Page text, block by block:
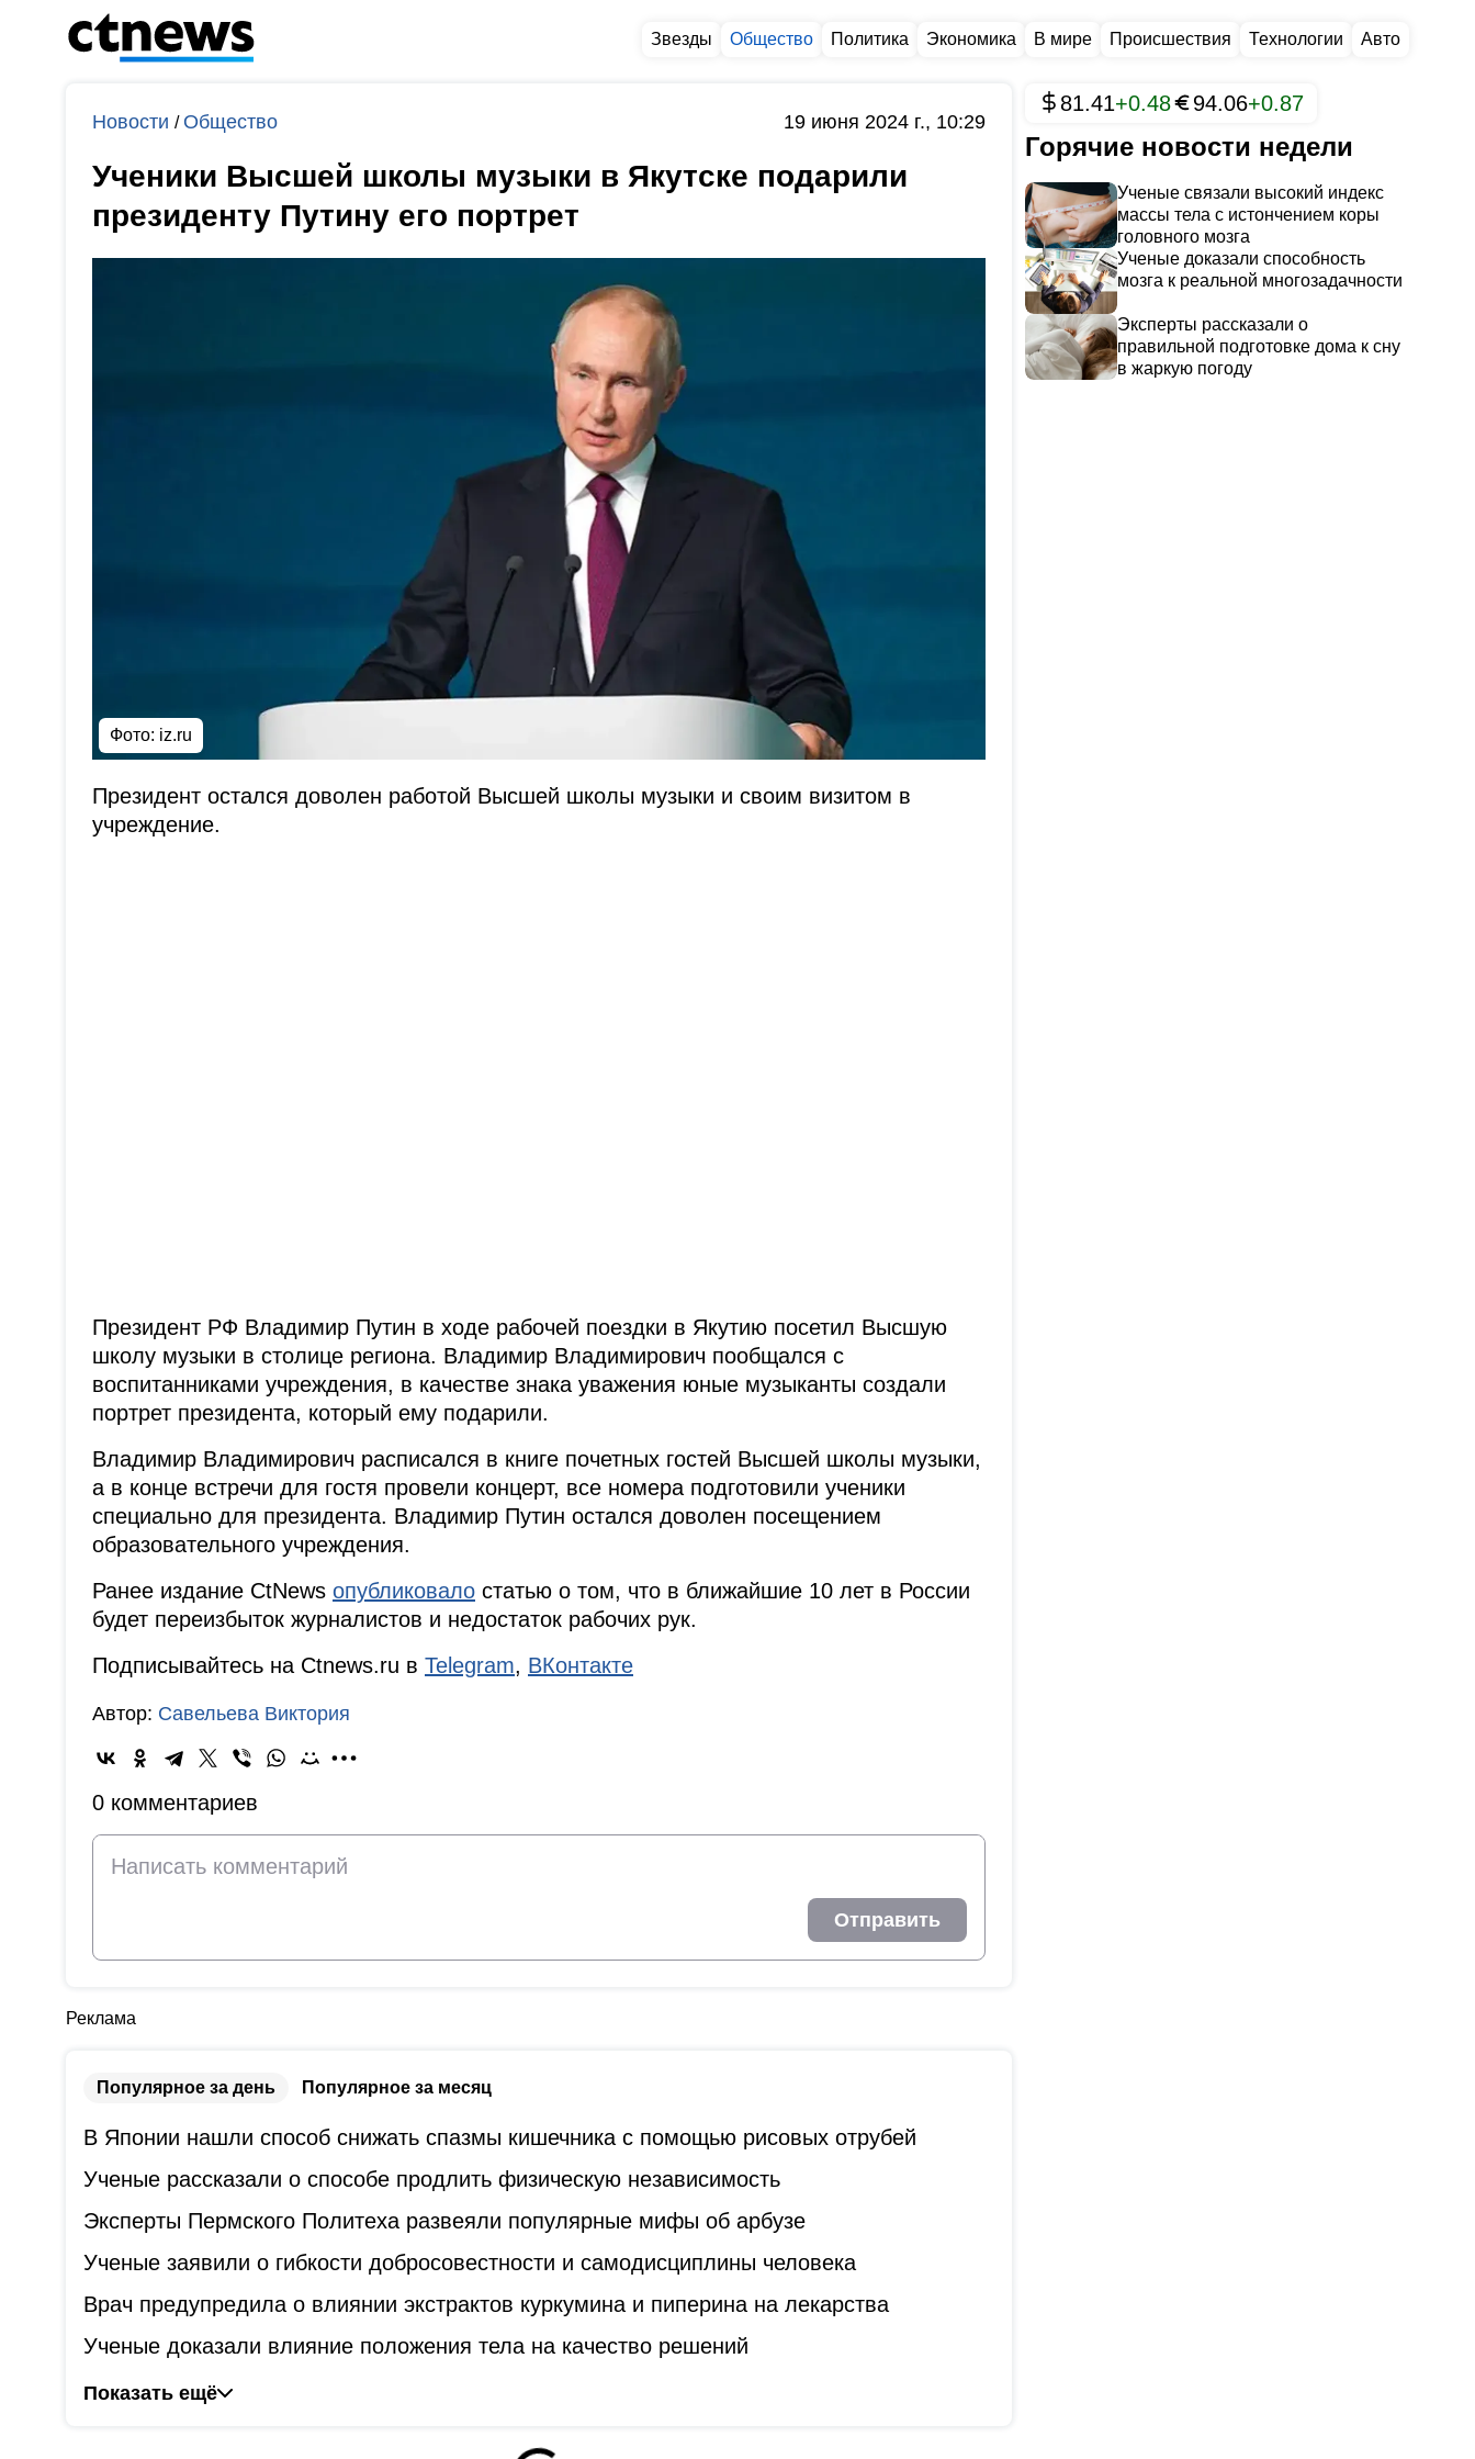
Звезды Общество Политика Экономика В мире Происшествия Технологии Авто
Новости /Общество 19 июня 2024 г., 10:29
Ученики Высшей школы музыки в Якутске подарили
президенту Путину его портрет
Фото: iz.ru
Президент остался доволен работой Высшей школы музыки и своим визитом в
учреждение.
Президент РФ Владимир Путин в ходе рабочей поездки в Якутию посетил Высшую
школу музыки в столице региона. Владимир Владимирович пообщался с
воспитанниками учреждения, в качестве знака уважения юные музыканты создали
портрет президента, который ему подарили.
Владимир Владимирович расписался в книге почетных гостей Высшей школы музыки,
а в конце встречи для гостя провели концерт, все номера подготовили ученики
специально для президента. Владимир Путин остался доволен посещением
образовательного учреждения.
Ранее издание CtNews опубликовало статью о том, что в ближайшие 10 лет в России
будет переизбыток журналистов и недостаток рабочих рук.
Подписывайтесь на Ctnews.ru в Telegram, ВКонтакте
Автор: Савельева Виктория
0 комментариев
Отправить
Реклама
Популярное за день Популярное за месяц
В Японии нашли способ снижать спазмы кишечника с помощью рисовых отрубей
Ученые рассказали о способе продлить физическую независимость
Эксперты Пермского Политеха развеяли популярные мифы об арбузе
Ученые заявили о гибкости добросовестности и самодисциплины человека
Врач предупредила о влиянии экстрактов куркумина и пиперина на лекарства
Ученые доказали влияние положения тела на качество решений
Показать ещё
81.41+0.48 94.06+0.87
Горячие новости недели
Ученые связали высокий индекс
массы тела с истончением коры
головного мозга
Ученые доказали способность
мозга к реальной многозадачности
Эксперты рассказали о
правильной подготовке дома к сну
в жаркую погоду